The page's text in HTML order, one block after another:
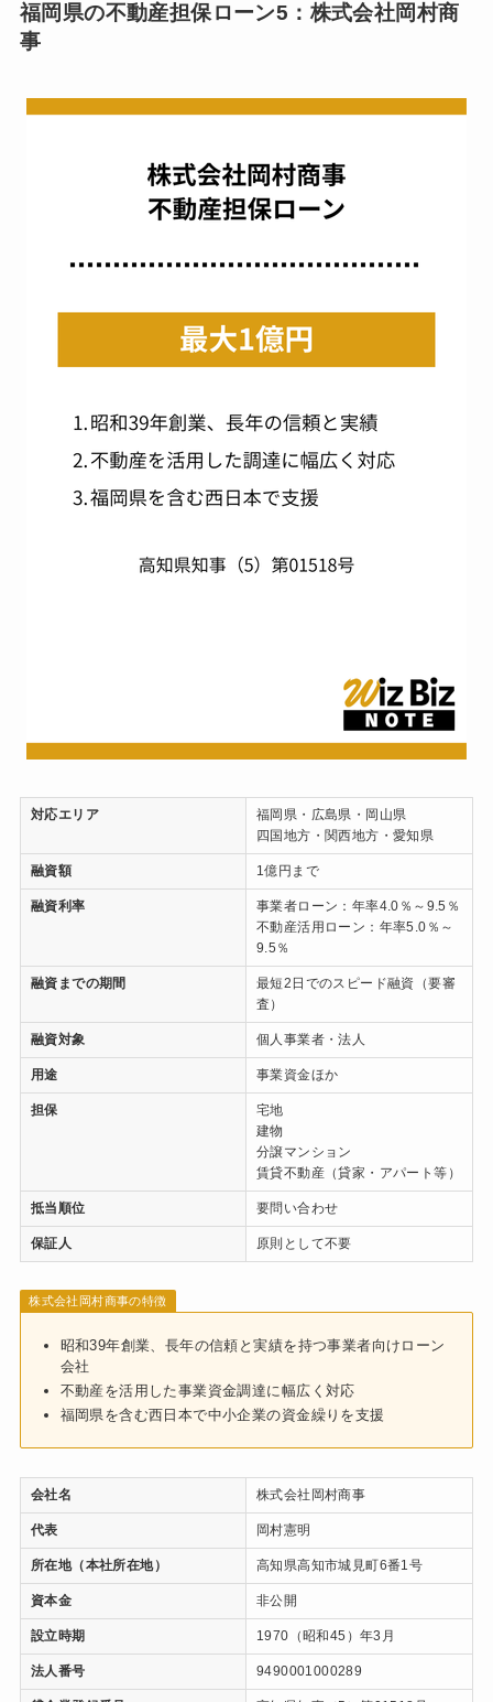
福岡県の不動産担保ローン5：株式会社岡村商
事
対応エリア
福岡県・広島県・岡山県
四国地方・関西地方・愛知県
融資額 1億円まで
融資利率
事業者ローン：年率4.0％～9.5％
不動産活用ローン：年率5.0％～
9.5％
融資までの期間
最短2日でのスピード融資（要審
査）
融資対象 個人事業者・法人
用途 事業資金ほか
担保
宅地
建物
分譲マンション
賃貸不動産（貸家・アパート等）
抵当順位 要問い合わせ
保証人 原則として不要
株式会社岡村商事の特徴
昭和39年創業、長年の信頼と実績を持つ事業者向けローン
会社
不動産を活用した事業資金調達に幅広く対応
福岡県を含む西日本で中小企業の資金繰りを支援
会社名 株式会社岡村商事
代表 岡村憲明
所在地（本社所在地） 高知県高知市城見町6番1号
資本金 非公開
設立時期 1970（昭和45）年3月
法人番号 9490001000289